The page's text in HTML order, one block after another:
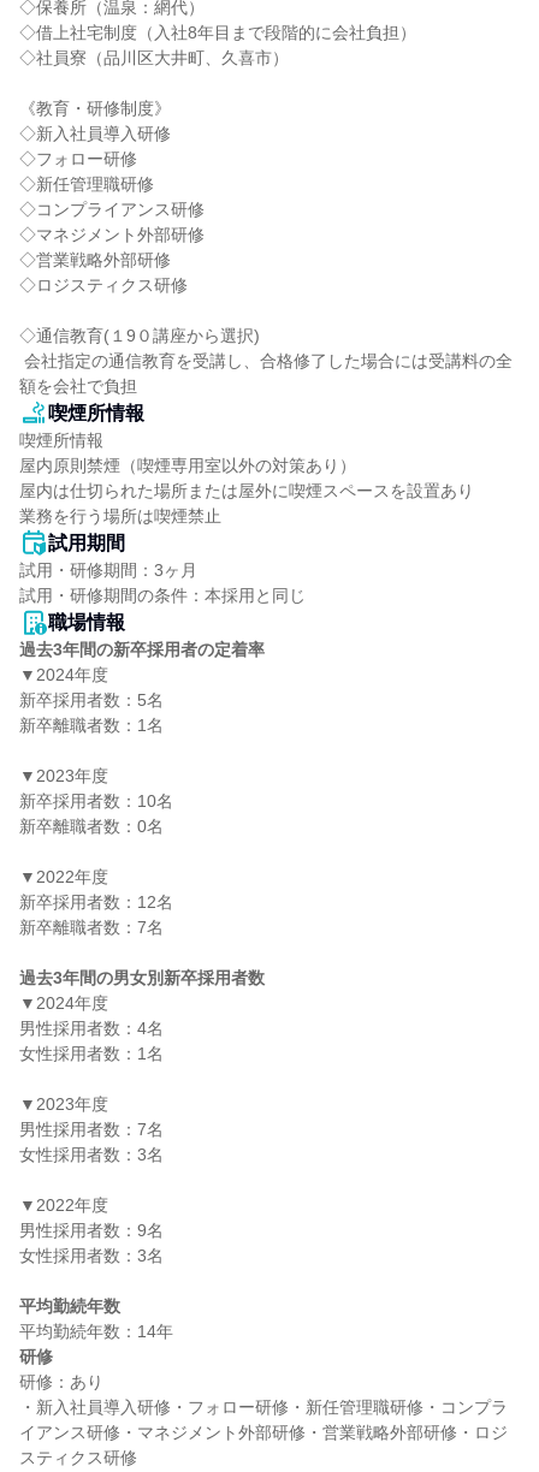
◇保養所（温泉：網代）
◇借上社宅制度（入社8年目まで段階的に会社負担）
◇社員寮（品川区大井町、久喜市）
《教育・研修制度》
◇新入社員導入研修
◇フォロー研修
◇新任管理職研修
◇コンプライアンス研修
◇マネジメント外部研修
◇営業戦略外部研修
◇ロジスティクス研修
◇通信教育(１9０講座から選択)
額を会社で負担
喫煙所情報
喫煙所情報
屋内原則禁煙（喫煙専用室以外の対策あり）
屋内は仕切られた場所または屋外に喫煙スペースを設置あり
業務を行う場所は喫煙禁止
試用期間
試用・研修期間：3ヶ月
職場情報
過去3年間の新卒採用者の定着率
▼2024年度
新卒採用者数：5名
新卒離職者数：1名
▼2023年度
新卒採用者数：10名
新卒離職者数：0名
▼2022年度
新卒採用者数：12名
新卒離職者数：7名
過去3年間の男女別新卒採用者数
▼2024年度
男性採用者数：4名
女性採用者数：1名
▼2023年度
男性採用者数：7名
女性採用者数：3名
▼2022年度
男性採用者数：9名
女性採用者数：3名
平均勤続年数
研修
研修：あり
・新入社員導入研修・フォロー研修・新任管理職研修・コンプラ
イアンス研修・マネジメント外部研修・営業戦略外部研修・ロジ